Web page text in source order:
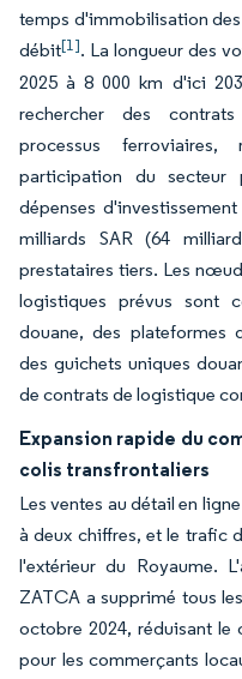
temps d'immobilisation
débit[1]. La longueur des
2025 à 8 000 km d'ici
rechercher des
processus
participation du
dépenses
milliards SAR (64
prestataires tiers. Les
logistiques prévus sont
douane, des plateformes
des guichets uniques
de contrats de logistique
Expansion rapide du
colis transfrontaliers
Les ventes au détail en
à deux chiffres, et le trafic
l'extérieur du Royaume.
ZATCA a supprimé tous
octobre 2024, réduisant le
pour les commerçants